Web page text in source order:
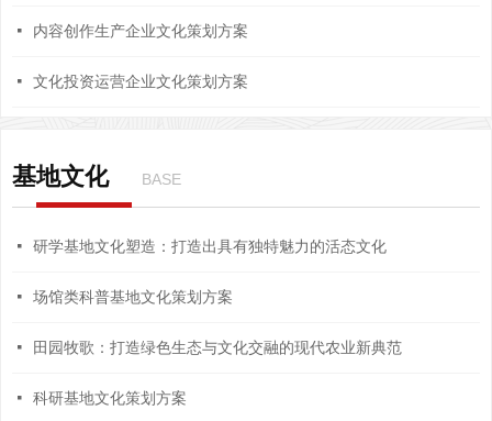
基地文化 BASE
넷 研学基地文化塑造：打造出具有独特魅力的活态文化
넷 场馆类科普基地文化策划方案
넷 田园牧歌：打造绿色生态与文化交融的现代农业新典范
넷 科研基地文化策划方案
넷 内容创作生产企业文化策划方案
넷 文化投资运营企业文化策划方案